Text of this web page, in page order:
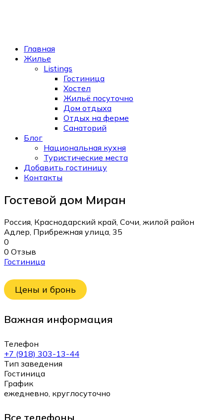
Главная
Жилье
Listings
Гостиница
Хостел
Жильё посуточно
Дом отдыха
Отдых на ферме
Санаторий
Блог
Национальная кухня
Туристические места
Добавить гостиницу
Контакты
Гостевой дом Миран
Россия, Краснодарский край, Сочи, жилой район
Адлер, Прибрежная улица, 35
0
0 Отзыв
Гостиница
Цены и бронь
Важная информация
Телефон
+7 (918) 303-13-44
Тип заведения
Гостиница
График
ежедневно, круглосуточно
Все телефоны